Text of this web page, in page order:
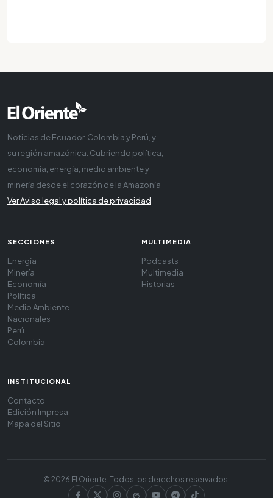
Noticias de Ecuador, Colombia y Perú, y
su región amazónica. Cubriendo política,
economía, energía, medio ambiente y
minería desde el corazón de la Amazonía
Ver Aviso legal y política de privacidad
SECCIONES
Energía
Minería
Economía
Política
Medio Ambiente
Nacionales
Perú
Colombia
MULTIMEDIA
Podcasts
Multimedia
Historias
INSTITUCIONAL
Contacto
Edición Impresa
Mapa del Sitio
© 2026 El Oriente. Todos los derechos reservados.